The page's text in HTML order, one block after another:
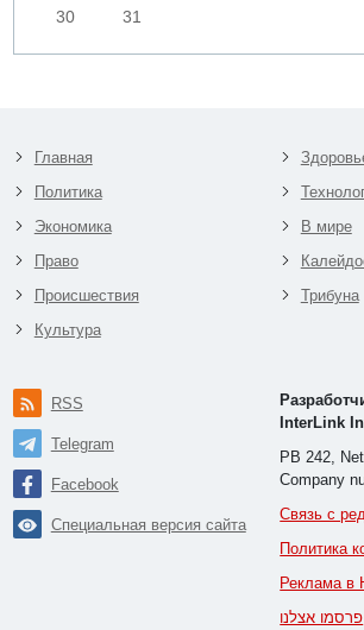
30
31
Главная
Политика
Экономика
Право
Происшествия
Культура
В мире
Трибуна
RSS
Telegram
Facebook
Специальная версия сайта
InterLink
PB 242,
Company
Связь с
Политика
Реклама в
פרסמו אצלנו